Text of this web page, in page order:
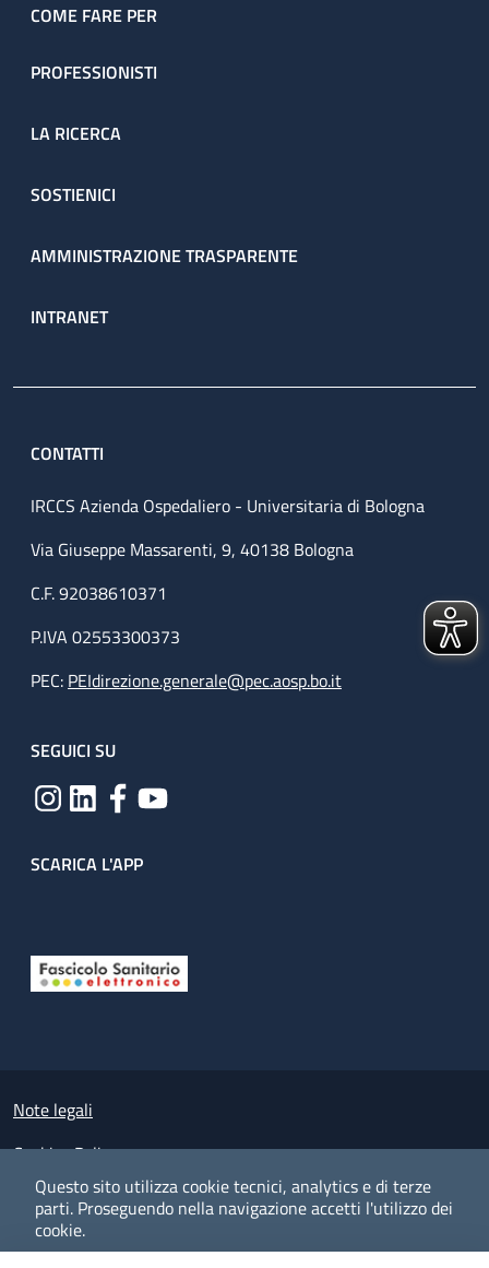
Questo sito utilizza cookie tecnici, analytics e di terze
parti. Proseguendo nella navigazione accetti l'utilizzo dei
cookie.
COME FARE PER
PROFESSIONISTI
LA RICERCA
SOSTIENICI
AMMINISTRAZIONE TRASPARENTE
INTRANET
CONTATTI
IRCCS Azienda Ospedaliero - Universitaria di Bologna
Via Giuseppe Massarenti, 9, 40138 Bologna
C.F. 92038610371
P.IVA 02553300373
PEC: PEIdirezione.generale@pec.aosp.bo.it
SEGUICI SU
SCARICA L'APP
Small prints
Note legali
Cookies Policy
Policy privacy e protezione del dato personale
Albo pretorio on-line